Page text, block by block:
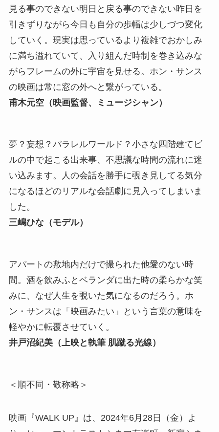
見る事のできない明日と戻る事のできない昨日を
引きずりながら今日も自分の歩幅は少しづつ変化
していく。現実は思っているより複雑でおかしみ
に満ち溢れていて、入り組んだ時制を巻き込みな
がらフレームの外に宇宙を見せる。ホン・サンス
の映画は常に窓の外へと繋がっている。
甫木元空（映画監督、ミュージシャン）
夢？妄想？パラレルワールド？小さな四階建てビ
ルの中で起こる出来事、不思議な時間の流れに迷
い込みます。人の会話を勝手に覗き見してる気分
になるほどのリアルな会話劇に見入ってしまいま
した。
三嶋ひな（モデル）
アパートの敷地内だけで撮られた他愛のない時
間。酒を飲みふとベランダに出た時の柔らかな笑
みに、なぜ人生を覗いた気になるのだろう。ホ
ン・サンスは「映画みたい」という言葉の意味を
軽やかに転覆させていく。
井戸沼紀美（上映と執筆 肌蹴る光線）
＜順不同・敬称略＞
映画『WALK UP』は、2024年6月28日（金）よ